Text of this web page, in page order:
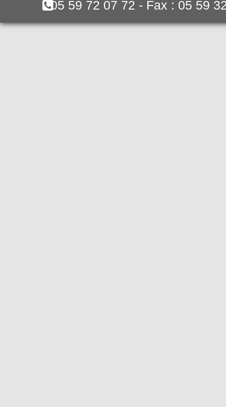
05 59 72 07 72 - Fax : 05 59